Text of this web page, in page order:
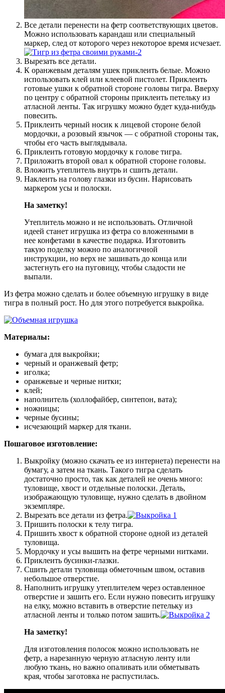
Все детали перенести на фетр соответствующих цветов.
Можно использовать карандаш или специальный
маркер, след от которого через некоторое время исчезает.
Вырезать все детали.
К оранжевым деталям ушек приклеить белые. Можно
использовать клей или клеевой пистолет. Приклеить
готовые ушки к обратной стороне головы тигра. Вверху
по центру с обратной стороны приклеить петельку из
атласной ленты. Так игрушку можно будет куда-нибудь
повесить.
Приклеить черный носик к лицевой стороне белой
мордочки, а розовый язычок — с обратной стороны так,
чтобы его часть выглядывала.
Приклеить готовую мордочку к голове тигра.
Приложить второй овал к обратной стороне головы.
Вложить утеплитель внутрь и сшить детали.
Наклеить на голову глазки из бусин. Нарисовать
маркером усы и полоски.
На заметку!
Утеплитель можно и не использовать. Отличной
идеей станет игрушка из фетра со вложенными в
нее конфетами в качестве подарка. Изготовить
такую поделку можно по аналогичной
инструкции, но верх не зашивать до конца или
застегнуть его на пуговицу, чтобы сладости не
выпали.
Из фетра можно сделать и более объемную игрушку в виде
тигра в полный рост. Но для этого потребуется выкройка.
Материалы:
бумага для выкройки;
черный и оранжевый фетр;
иголка;
оранжевые и черные нитки;
клей;
наполнитель (холлофайбер, синтепон, вата);
ножницы;
черные бусины;
исчезающий маркер для ткани.
Пошаговое изготовление:
Выкройку (можно скачать ее из интернета) перенести на
бумагу, а затем на ткань. Такого тигра сделать
достаточно просто, так как деталей не очень много:
туловище, хвост и отдельные полоски. Деталь,
изображающую туловище, нужно сделать в двойном
экземпляре.
Вырезать все детали из фетра.
Пришить полоски к телу тигра.
Пришить хвост к обратной стороне одной из деталей
туловища.
Мордочку и усы вышить на фетре черными нитками.
Приклеить бусинки-глазки.
Сшить детали туловища обметочным швом, оставив
небольшое отверстие.
Наполнить игрушку утеплителем через оставленное
отверстие и зашить его. Если нужно повесить игрушку
на елку, можно вставить в отверстие петельку из
атласной ленты и только потом зашить.
На заметку!
Для изготовления полосок можно использовать не
фетр, а нарезанную черную атласную ленту или
любую ткань, но важно опаливать или обметывать
края, чтобы заготовка не распустилась.